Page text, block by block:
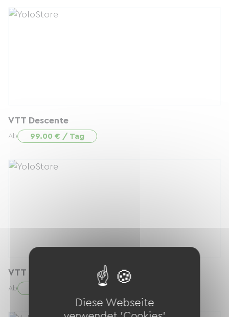
VTT Descente
Ab 99.00 € / Tag
VTT Descente
Ab
Diese Webseite